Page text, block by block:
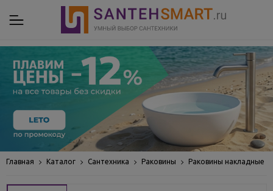
Главная Каталог Сантехника Раковины Раковины накладные